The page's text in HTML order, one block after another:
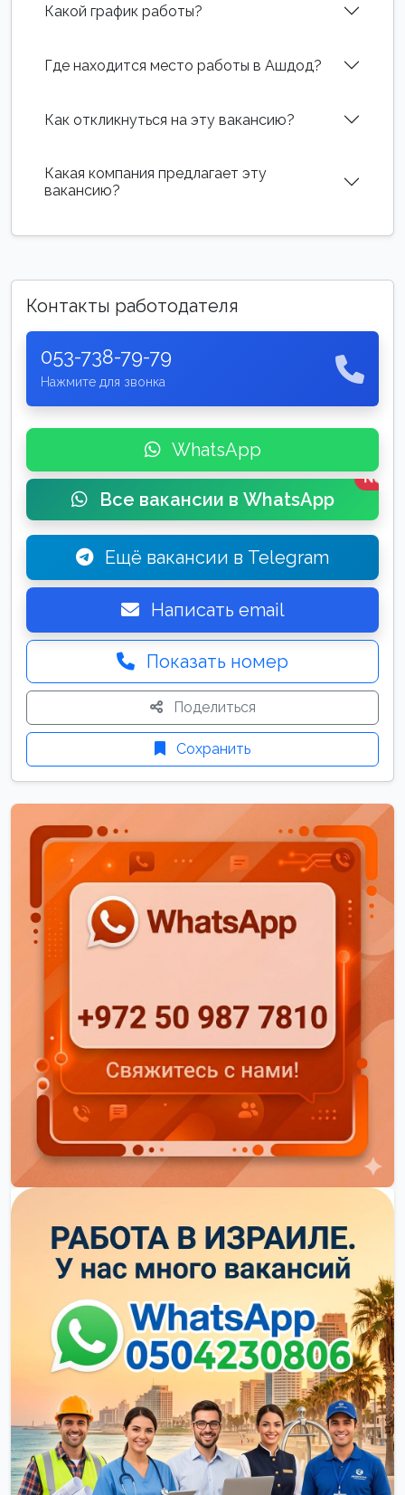
Какой график работы?
Где находится место работы в Ашдод?
Как откликнуться на эту вакансию?
Какая компания предлагает эту
вакансию?
Контакты работодателя
053-738-79-79
Нажмите для звонка
WhatsApp
Все вакансии в WhatsApp
New
Ещё вакансии в Telegram
Написать email
Показать номер
Поделиться
Сохранить